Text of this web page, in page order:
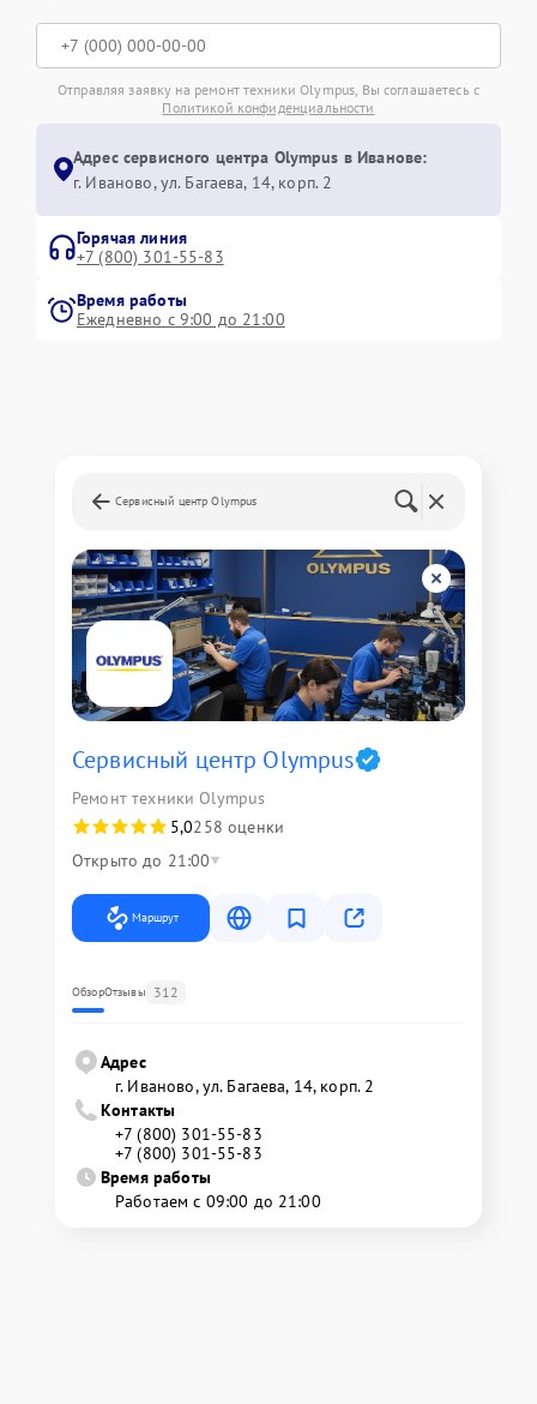
Отправляя заявку на ремонт техники Olympus, Вы соглашаетесь с
Политикой конфиденциальности
Адрес сервисного центра Olympus в Иванове:
г. Иваново, ул. Багаева, 14, корп. 2
Горячая линия
+7 (800) 301-55-83
Время работы
Ежедневно с 9:00 до 21:00
Сервисный центр Olympus
Сервисный центр Olympus
Ремонт техники Olympus
5,0258 оценки
Открыто до 21:00
Маршрут
ОбзорОтзывы 312
Адрес
г. Иваново, ул. Багаева, 14, корп. 2
Контакты
+7 (800) 301-55-83
+7 (800) 301-55-83
Время работы
Работаем с 09:00 до 21:00